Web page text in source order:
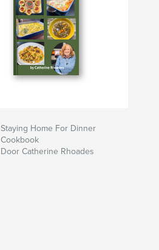
Staying Home For Dinner
Cookbook
Door Catherine Rhoades